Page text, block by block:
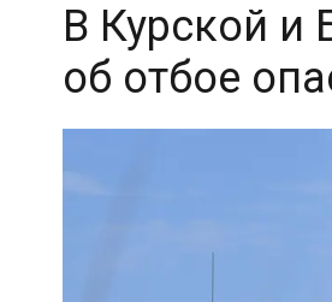
В Курской и
об отбое